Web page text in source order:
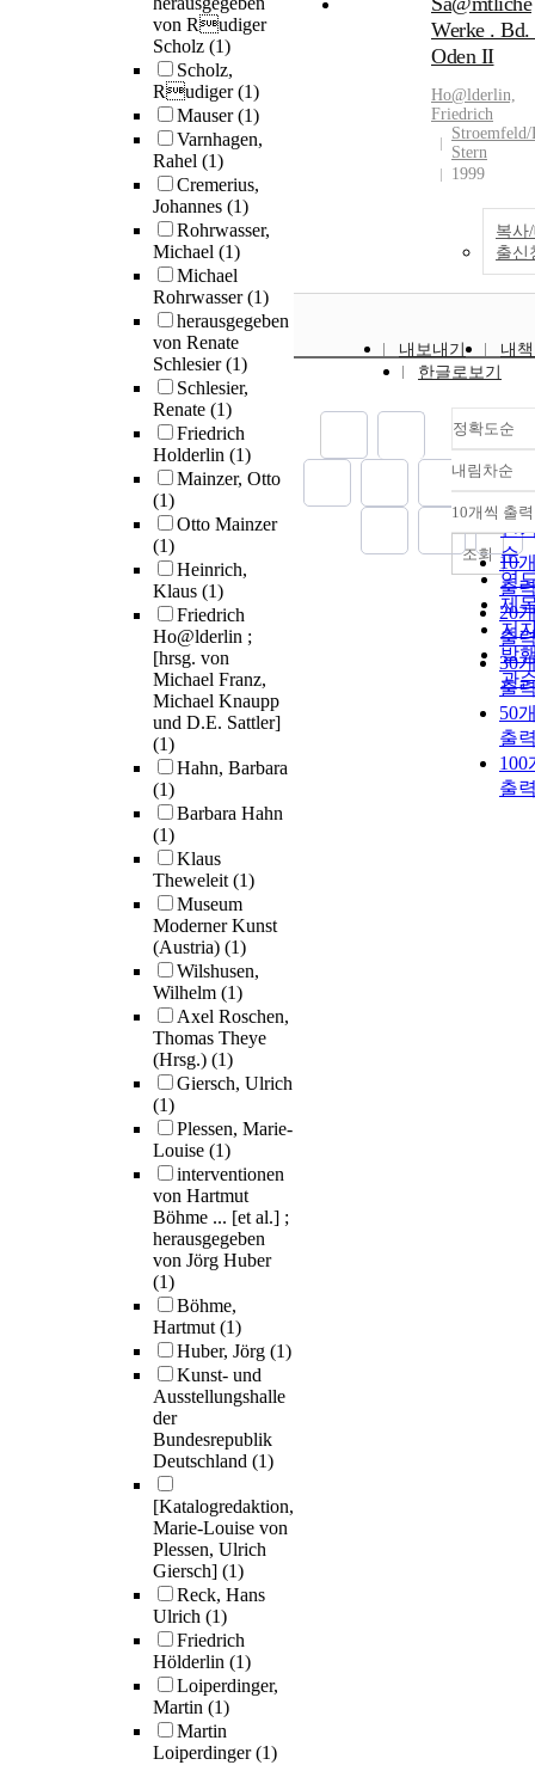
von Rudiger
Scholz (1)
Scholz,
Rudiger(1)
Mauser(1)
Varnhagen,
Rahel (1)
Cremerius,
Johannes (1)
Rohrwasser,
Michael (1)
Michael
Rohrwasser(1)
herausgegeben
von Renate
Schlesier(1)
Schlesier,
Renate (1)
Friedrich
Holderlin (1)
Mainzer, Otto
(1)
Otto Mainzer
(1)
Heinrich,
Klaus (1)
Friedrich
Ho@lderlin ;
[hrsg. von
Michael Franz,
Michael Knaupp
und D.E. Sattler]
(1)
Hahn, Barbara
(1)
Barbara Hahn
(1)
Klaus
Theweleit(1)
Museum
Moderner Kunst
(Austria) (1)
Wilshusen,
Wilhelm (1)
Axel Roschen,
Thomas Theye
(Hrsg.) (1)
Giersch, Ulrich
(1)
Plessen, Marie-
Louise (1)
interventionen
von Hartmut
Böhme ... [et al.] ;
herausgegeben
von Jörg Huber
(1)
Böhme,
Hartmut(1)
Huber, Jörg (1)
Kunst- und
Ausstellungshalle
der
Bundesrepublik
Deutschland (1)
[Katalogredaktion,
Marie-Louise von
Plessen, Ulrich
Giersch] (1)
Reck, Hans
Ulrich (1)
Friedrich
Hölderlin (1)
Loiperdinger,
Martin (1)
Martin
Loiperdinger(1)
Werke . Bd.
Oden II
Ho@lderlin,
Friedrich
Stroemfeld/
Stern
1999
복사
출신
내보내기
내
한글로보기
정확도순
정
순
인
순
연
제
저
발
관
내림차순
내
10개씩 출력
10
출
20
출
30
출
50
출
100
출
조회